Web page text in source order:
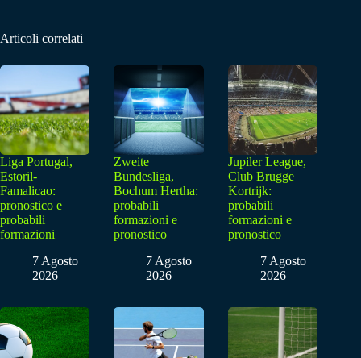
Articoli correlati
Liga Portugal,
Estoril-
Famalicao:
pronostico e
probabili
formazioni
7 Agosto
2026
Zweite
Bundesliga,
Bochum Hertha:
probabili
formazioni e
pronostico
7 Agosto
2026
Jupiler League,
Club Brugge
Kortrijk:
probabili
formazioni e
pronostico
7 Agosto
2026